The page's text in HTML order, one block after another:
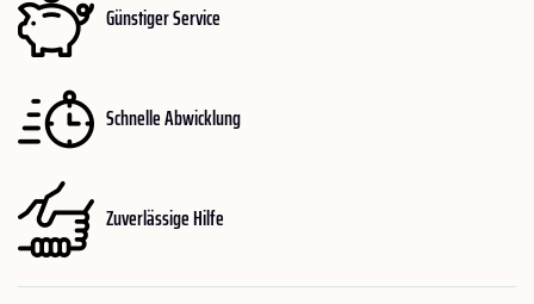
Günstiger Service
Schnelle Abwicklung
Zuverlässige Hilfe